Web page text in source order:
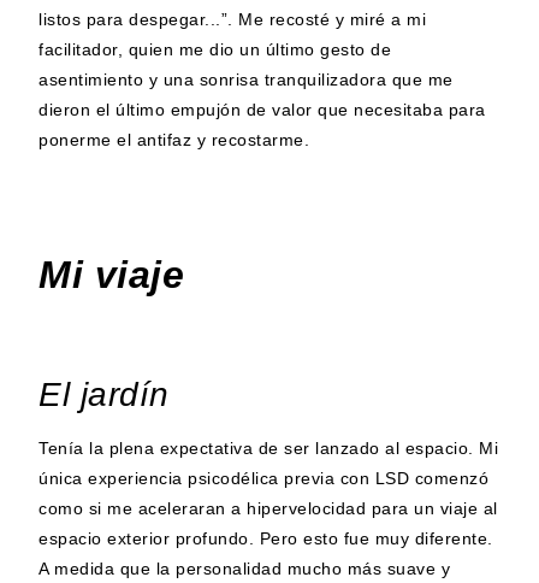
listos para despegar...”. Me recosté y miré a mi
facilitador, quien me dio un último gesto de
asentimiento y una sonrisa tranquilizadora que me
dieron el último empujón de valor que necesitaba para
ponerme el antifaz y recostarme.
Mi viaje
El jardín
Tenía la plena expectativa de ser lanzado al espacio. Mi
única experiencia psicodélica previa con LSD comenzó
como si me aceleraran a hipervelocidad para un viaje al
espacio exterior profundo. Pero esto fue muy diferente.
A medida que la personalidad mucho más suave y